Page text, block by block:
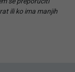
ili ko ima manjih